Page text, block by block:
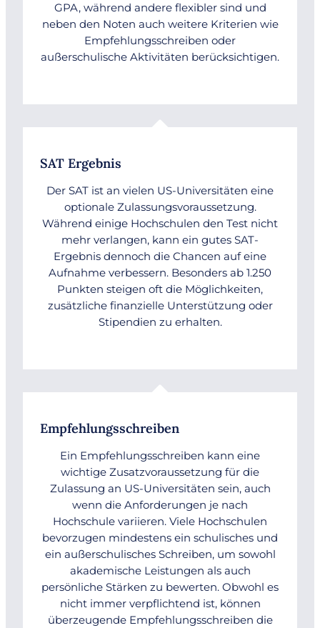
GPA, während andere flexibler sind und
neben den Noten auch weitere Kriterien wie
Empfehlungsschreiben oder
außerschulische Aktivitäten berücksichtigen.
SAT Ergebnis
Der SAT ist an vielen US-Universitäten eine
optionale Zulassungsvoraussetzung.
Während einige Hochschulen den Test nicht
mehr verlangen, kann ein gutes SAT-
Ergebnis dennoch die Chancen auf eine
Aufnahme verbessern. Besonders ab 1.250
Punkten steigen oft die Möglichkeiten,
zusätzliche finanzielle Unterstützung oder
Stipendien zu erhalten.
Empfehlungsschreiben
Ein Empfehlungsschreiben kann eine
wichtige Zusatzvoraussetzung für die
Zulassung an US-Universitäten sein, auch
wenn die Anforderungen je nach
Hochschule variieren. Viele Hochschulen
bevorzugen mindestens ein schulisches und
ein außerschulisches Schreiben, um sowohl
akademische Leistungen als auch
persönliche Stärken zu bewerten. Obwohl es
nicht immer verpflichtend ist, können
überzeugende Empfehlungsschreiben die